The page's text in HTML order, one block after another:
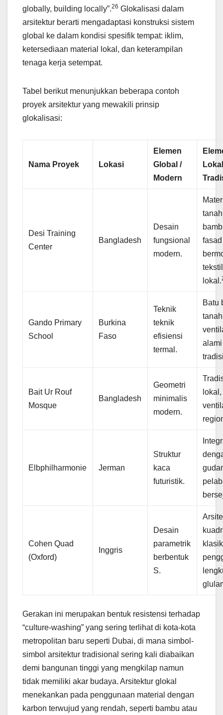
globally, building locally”.26 Glokalisasi dalam
arsitektur berarti mengadaptasi konstruksi sistem
global ke dalam kondisi spesifik tempat: iklim,
ketersediaan material lokal, dan keterampilan
tenaga kerja setempat.
Tabel berikut menunjukkan beberapa contoh
proyek arsitektur yang mewakili prinsip
glokalisasi:
Nama Proyek Lokasi
Elemen
Global /
Modern
Desi Training
Center
Bangladesh
Desain
fungsional
modern.
fasad
tekstil
lokal.
Gando Primary
School
Burkina
Faso
Teknik
teknik
efisiensi
termal.
Batu
alami
Bait Ur Rouf
Mosque
Bangladesh
Geometri
minimalis
modern.
Elbphilharmonie Jerman
Struktur
kaca
futuristik.
Cohen Quad
(Oxford)
Inggris
Desain
parametrik
berbentuk
S.
Gerakan ini merupakan bentuk resistensi terhadap
“culture-washing” yang sering terlihat di kota-kota
metropolitan baru seperti Dubai, di mana simbol-
simbol arsitektur tradisional sering kali diabaikan
demi bangunan tinggi yang mengkilap namun
tidak memiliki akar budaya. Arsitektur glokal
menekankan pada penggunaan material dengan
karbon terwujud yang rendah, seperti bambu atau